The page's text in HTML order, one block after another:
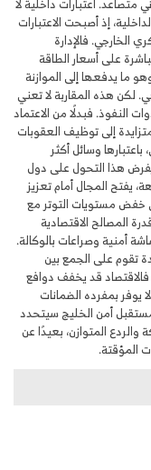
إذ أصبحت الاعتبارات
الخارجي. فالإدارة
على أسعار الطاقة
ما يدفعها إلى الموازنة
لكن هذه المقاربة لا تعني
النفوذ. فبدلًا من الاعتماد
إلى توظيف العقوبات
وسائل أكثر
هذا التحول على دول
يفتح المجال أمام تعزيز
خفض مستويات التوتر مع
المصالح الاقتصادية
أمنية وصراعات بالوكالة.
تقوم على الجمع بين
فالاقتصاد قد يخفف دوافع
يوفر بمفرده الضمانات
مستقبل أمن الخليج سيتحدد
المتوازن، بعيدًا عن
المؤقتة.